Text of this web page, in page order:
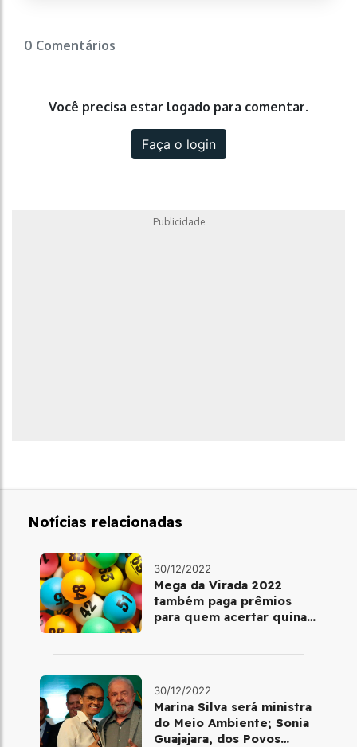
0 Comentários
Você precisa estar logado para comentar.
Faça o login
Publicidade
Notícias relacionadas
30/12/2022
Mega da Virada 2022
também paga prêmios
para quem acertar quina
30/12/2022
Marina Silva será ministra
do Meio Ambiente; Sonia
Guajajara, dos Povos